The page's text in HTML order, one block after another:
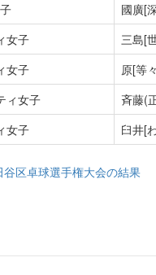
國廣[
女子
三島[
女子
原[等
ィ女子
斉藤(
女子
臼井[
区卓球選手権大会の結果